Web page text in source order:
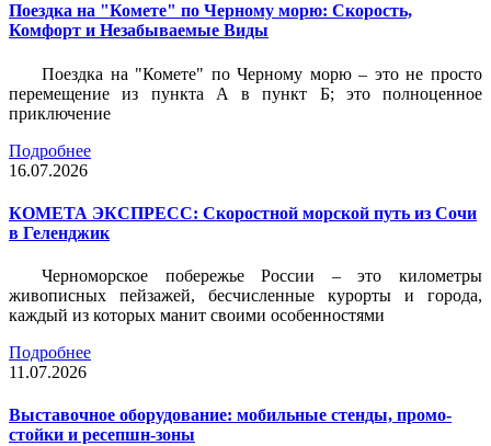
Поездка на "Комете" по Черному морю: Скорость,
Комфорт и Незабываемые Виды
Поездка на "Комете" по Черному морю – это не просто
перемещение из пункта А в пункт Б; это полноценное
приключение
Подробнее
16.07.2026
КОМЕТА ЭКСПРЕСС: Скоростной морской путь из Сочи
в Геленджик
Черноморское побережье России – это километры
живописных пейзажей, бесчисленные курорты и города,
каждый из которых манит своими особенностями
Подробнее
11.07.2026
Выставочное оборудование: мобильные стенды, промо-
стойки и ресепшн-зоны